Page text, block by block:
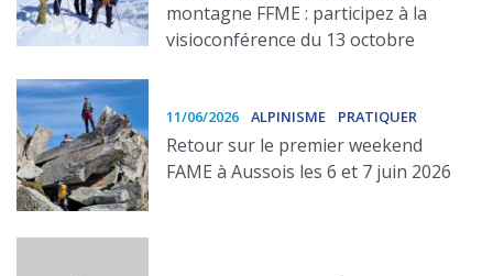
montagne FFME : participez à la
visioconférence du 13 octobre
11/06/2026 ALPINISME PRATIQUER
Retour sur le premier weekend
FAME à Aussois les 6 et 7 juin 2026